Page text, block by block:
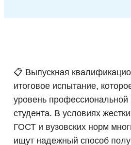
📋 Выпускная
итоговое испытание,
уровень профессиональной
студента. В условиях
ГОСТ и вузовских норм
ищут надежный способ